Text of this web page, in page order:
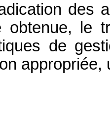
des
obtenue, le
de